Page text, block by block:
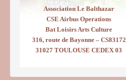
Association Le Balthazar
CSE Airbus Operations
Bat Loisirs Arts Culture
316, route de Bayonne – CS83172
31027 TOULOUSE CEDEX 03